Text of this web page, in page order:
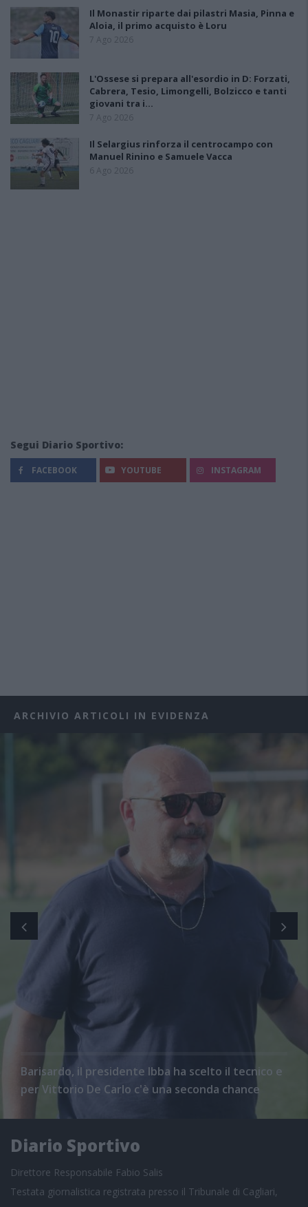
Il Monastir riparte dai pilastri Masia, Pinna e
Aloia, il primo acquisto è Loru
7 Ago 2026
L'Ossese si prepara all'esordio in D: Forzati,
Cabrera, Tesio, Limongelli, Bolzicco e tanti
giovani tra i…
7 Ago 2026
Il Selargius rinforza il centrocampo con
Manuel Rinino e Samuele Vacca
6 Ago 2026
Segui Diario Sportivo:
FACEBOOK YOUTUBE INSTAGRAM
ARCHIVIO ARTICOLI IN EVIDENZA
Barisardo, il presidente Ibba ha scelto il tecnico e
per Vittorio De Carlo c'è una seconda chance
Diario Sportivo
Direttore Responsabile Fabio Salis
Testata giornalistica registrata presso il Tribunale di Cagliari,